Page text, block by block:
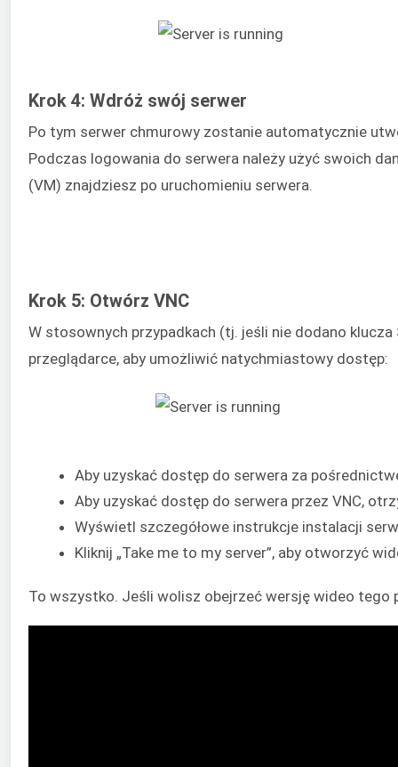
Krok 4: Wdróż swój serwer
Po tym serwer chmurowy zostanie automatycznie
Podczas logowania do serwera należy użyć swoich
(VM) znajdziesz po uruchomieniu serwera.
Krok 5: Otwórz VNC
W stosownych przypadkach (tj. jeśli nie dodano
przeglądarce, aby umożliwić natychmiastowy dostęp:
Aby uzyskać dostęp do serwera za
Aby uzyskać dostęp do serwera przez VNC,
Wyświetl szczegółowe instrukcje instalacji
Kliknij „Take me to my server”, aby otworzyć
To wszystko. Jeśli wolisz obejrzeć wersję wideo tego